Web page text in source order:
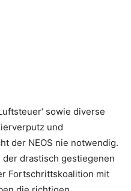
sowie diverse
und
der NEOS nie notwendig.
drastisch gestiegenen
Fortschrittskoalition mit